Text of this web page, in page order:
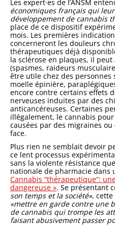
Les expert·es de l’ANSM
économiques français qui
développement de cannabis
place de ce dispositif
mois. Les premières
concerneront les douleurs
thérapeutiques déjà
la sclérose en plaques, il
(spasmes, raideurs
être utile chez des personnes
moelle épinière,
encore contre certains effets
nerveuses induites par des
anticancéreuses. Certaines
illégalement, le cannabis
causées par des migraines
face.
Plus rien ne semblait devoir
ce lent processus
sans la violente résistance
nationale de pharmacie
Cannabis “thérapeutique”:
dangereuse ». Se présentant
son temps et la société»,
«mettre en garde contre une
de cannabis qui trompe les
faisant abusivement passer